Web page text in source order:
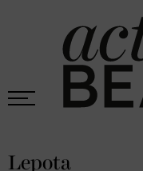
Lepota